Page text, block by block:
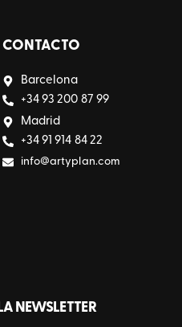
CONTACTO
Barcelona
+34 93 200 87 99
Madrid
+34 91 914 84 22
info@artyplan.com
NEWSLETTER